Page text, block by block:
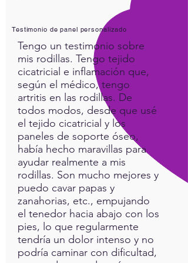
Testimonio de panel personalizado
Tengo un testimonio sobre
mis rodillas. Tengo tejido
cicatricial e inflamación que,
según el médico, tengo
artritis en las rodillas. De
todos modos, desde que usé
el tejido cicatricial y los
paneles de soporte óseo,
había hecho maravillas para
ayudar realmente a mis
rodillas. Son mucho mejores y
puedo cavar papas y
zanahorias, etc., empujando
el tenedor hacia abajo con los
pies, lo que regularmente
tendría un dolor intenso y no
podría caminar con dificultad,